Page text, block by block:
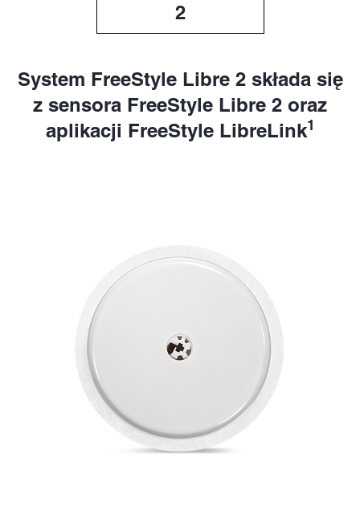
2
System FreeStyle Libre 2 składa się
z sensora FreeStyle Libre 2 oraz
aplikacji FreeStyle LibreLink1